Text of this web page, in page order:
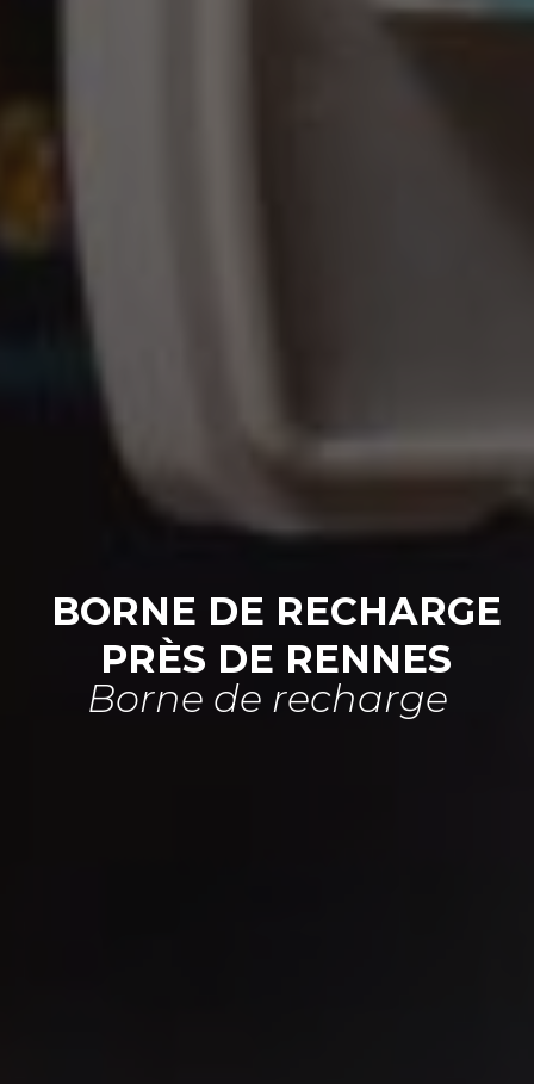
BORNE DE RECHARGE
PRÈS DE RENNES
Borne de recharge